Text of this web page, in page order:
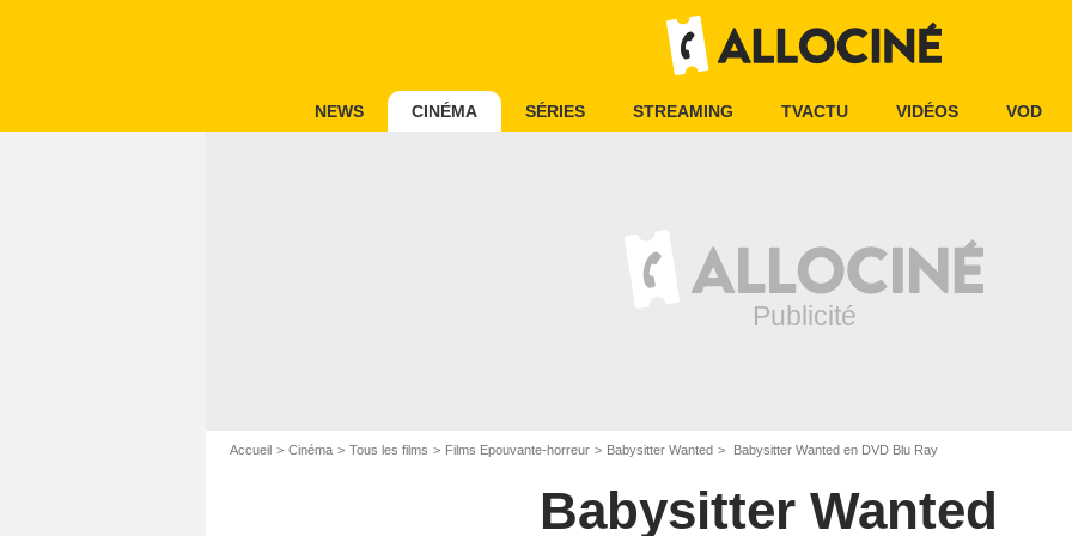
NEWS CINÉMA SÉRIES STREAMING TVACTU VIDÉOS VOD
Accueil Cinéma Tous les films Films Epouvante-horreur Babysitter Wanted Babysitter Wanted en DVD Blu Ray
Babysitter Wanted